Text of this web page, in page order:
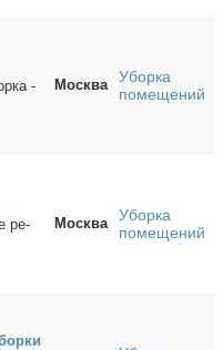
-
Москва
Уборка
помещений
ре­
Москва
Уборка
помещений